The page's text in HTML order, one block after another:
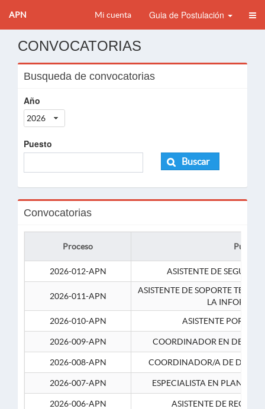
APN Mi cuenta Guia de Postulación
CONVOCATORIAS
Busqueda de convocatorias
Año
2026
Puesto
Buscar
Convocatorias
Proceso Puesto
2026-012-APN ASISTENTE DE
2026-011-APN
ASISTENTE DE SOPORTE
LA
2026-010-APN
ASISTENTE
2026-009-APN COORDINADOR EN
2026-008-APN COORDINADOR/A DE
2026-007-APN ESPECIALISTA EN
2026-006-APN ASISTENTE DE